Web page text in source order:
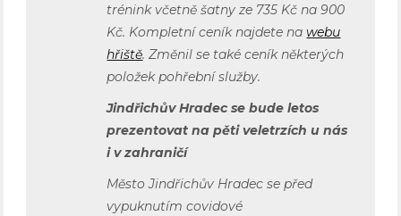
trénink včetně šatny ze 735 Kč na 900
Kč. Kompletní ceník najdete nawebu
hřiště. Změnil se také ceník některých
položek pohřební služby.
Jindřichův Hradec se bude letos
prezentovat na pěti veletrzích u nás
i v zahraničí
Město Jindřichův Hradec se před
vypuknutím covidové